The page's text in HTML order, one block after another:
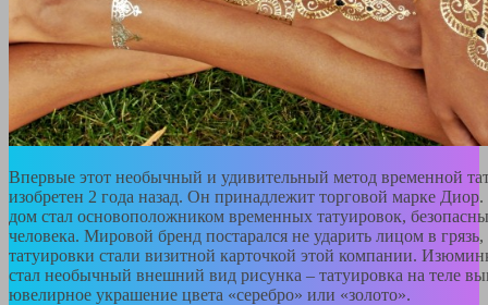
Впервые этот необычный и удивительный метод временной
изобретен 2 года назад. Он принадлежит торговой марке
дом стал основоположником временных татуировок,
человека. Мировой бренд постарался не ударить лицом в
татуировки стали визитной карточкой этой компании.
стал необычный внешний вид рисунка – татуировка на теле
ювелирное украшение цвета «серебро» или «золото».